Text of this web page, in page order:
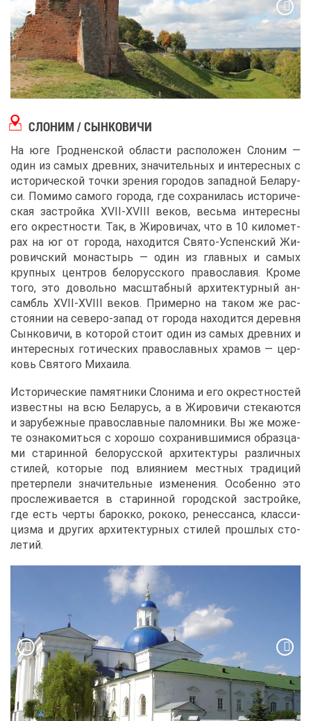
СЛО­НИМ / СЫН­КО­ВИ­ЧИ
На юге Грод­нен­ской об­ла­сти рас­по­ло­жен Сло­ним ―
один из са­мых древ­них, зна­чи­тель­ных и ин­те­рес­ных с
ис­то­ри­че­ской точ­ки зре­ния го­ро­дов за­пад­ной Бе­ла­ру­
си. По­ми­мо са­мо­го го­ро­да, где со­хра­ни­лась ис­то­ри­че­
ская за­строй­ка XVII-XVIII ве­ков, весь­ма ин­те­рес­ны
его окрест­но­сти. Так, в Жи­ро­ви­чах, что в 10 ки­ло­мет­
рах на юг от го­ро­да, на­хо­дит­ся Свя­то-Успен­ский Жи­
ро­вич­ский мо­на­стырь ― один из глав­ных и са­мых
круп­ных цен­тров бе­ло­рус­ско­го пра­во­сла­вия. Кро­ме
то­го, это до­воль­но мас­штаб­ный ар­хи­тек­тур­ный ан­
самбль XVII-XVIII ве­ков. При­мер­но на та­ком же рас­
сто­я­нии на се­ве­ро-за­пад от го­ро­да на­хо­дит­ся де­рев­ня
Сын­ко­ви­чи, в ко­то­рой сто­ит один из са­мых древ­них и
ин­те­рес­ных го­ти­че­ских пра­во­слав­ных хра­мов ― цер­
ковь Свя­то­го Ми­ха­и­ла.
Ис­то­ри­че­ские па­мят­ни­ки Сло­ни­ма и его окрест­но­стей
из­вест­ны на всю Бе­ла­русь, а в Жи­ро­ви­чи сте­ка­ют­ся
и за­ру­беж­ные пра­во­слав­ные па­лом­ни­ки. Вы же мо­же­
те озна­ко­мить­ся с хо­ро­шо со­хра­нив­ши­ми­ся об­раз­ца­
ми ста­рин­ной бе­ло­рус­ской ар­хи­тек­ту­ры раз­лич­ных
сти­лей, ко­то­рые под вли­я­ни­ем мест­ных тра­ди­ций
пре­тер­пе­ли зна­чи­тель­ные из­ме­не­ния. Осо­бен­но это
про­сле­жи­ва­ет­ся в ста­рин­ной го­род­ской за­строй­ке,
где есть чер­ты ба­рок­ко, ро­ко­ко, ре­нес­сан­са, клас­си­
циз­ма и дру­гих ар­хи­тек­тур­ных сти­лей про­шлых сто­
ле­тий.